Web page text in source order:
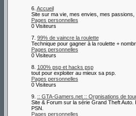
6. Accueil
Site sur ma vie, mes envies, mes passions,
Pages personnelles
0 Visiteurs
7. 99% de vaincre la roulette
Technique pour gagner à la roulette +
Pages personnelles
0 Visiteurs
8. 100% psp et hacks psp
tout pour exploiter au mieux sa psp.
Pages personnelles
0 Visiteurs
9. :: GTA-Gamers.net :: Orgnisations de
Site & Forum sur la série Grand Theft
PSN.
Pages personnelles